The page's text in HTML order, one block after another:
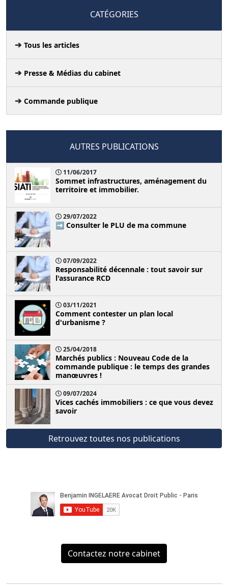
CATÉGORIES
Tous les articles
Presse & Médias du cabinet
Commande publique
AUTRES PUBLICATIONS
11/06/2017
Sommet infrastructures, aménagement du
territoire et immobilier.
29/07/2022
➡️ Consulter le PLU de ma commune
07/09/2022
Responsabilité décennale : tout savoir sur
l'assurance RCD
03/11/2021
Comment contester un plan local
d'urbanisme ?
25/04/2018
Marchés publics : Nouveau Code de la
commande publique : le temps des grandes
manœuvres !
09/07/2024
Vices cachés immobiliers : ce que vous devez
savoir
Retrouvez toutes nos publications
Contactez notre cabinet